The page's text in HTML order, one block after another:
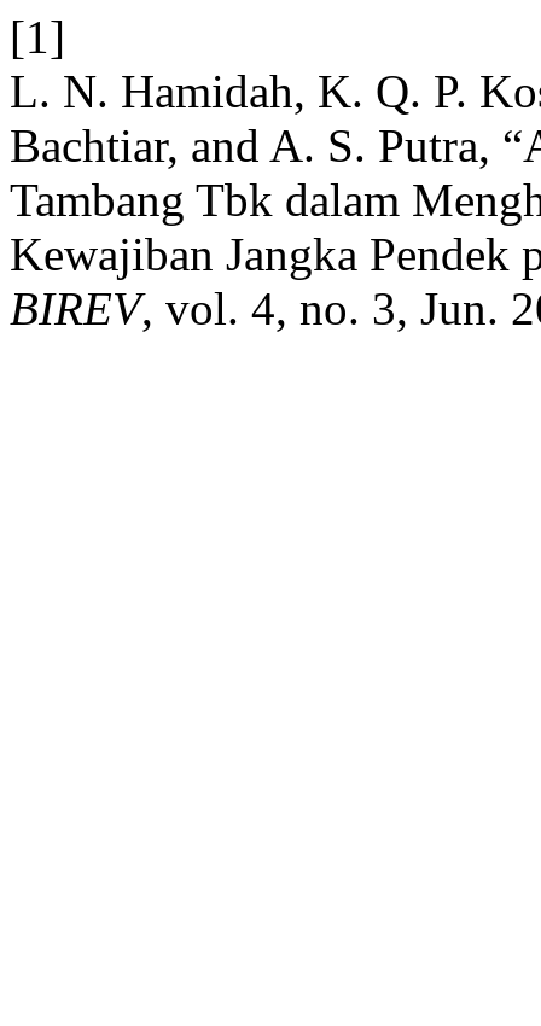
[1]
L. N. Hamidah, K. Q. P.
Bachtiar, and A. S. Putra,
Tambang Tbk dalam
Kewajiban Jangka Pendek
BIREV, vol. 4, no. 3, Jun.